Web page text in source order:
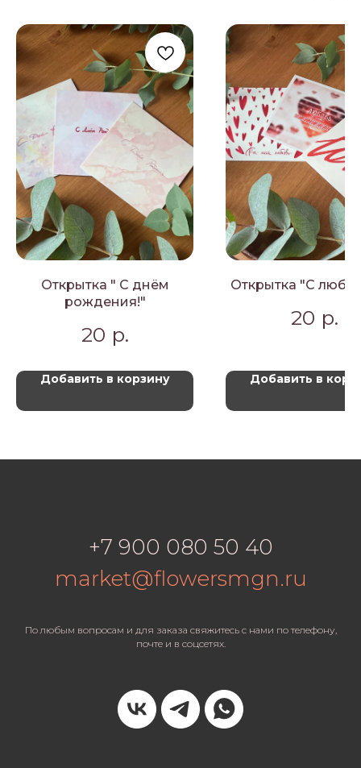
Открытка " С днём
рождения!"
20 р.
Добавить в корзину
Открытка "С
20 р.
Добавить в
+7 900 080 50 40
market@flowersmgn.ru
По любым вопросам и для заказа свяжитесь с нами по телефону,
почте и в соцсетях.